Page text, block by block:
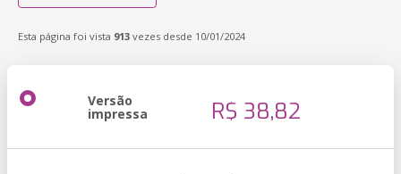
Esta página foi vista 913 vezes desde 10/01/2024
Versão
impressa R$ 38,82